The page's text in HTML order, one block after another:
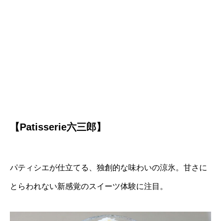
【Patisserie六三郎】
パティシエが仕立てる、独創的な味わいの涼氷。甘さに
とらわれない新感覚のスイーツ体験に注目。